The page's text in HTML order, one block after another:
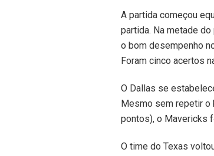
A partida começou
partida. Na metade
o bom desempenho
Foram cinco acertos
O Dallas se
Mesmo sem repetir o
pontos), o Mavericks
O time do Texas